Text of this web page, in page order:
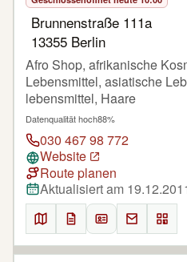
Brunnenstraße 111a
13355 Berlin
Afro Shop, afrikanische
Lebensmittel, asiatische
lebensmittel, Haare
Datenqualität hoch88%
030 467 98 772
Website
Route planen
Aktualisiert am